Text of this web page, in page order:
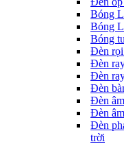
Bóng
Bóng
Bóng
Đèn rọi
Đèn
Đèn
Đèn
Đèn
Đèn
Đèn
trời